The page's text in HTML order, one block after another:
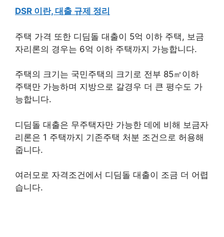
DSR 이란, 대출 규제 정리
주택 가격 또한 디딤돌 대출이 5억 이하 주택, 보금
자리론의 경우는 6억 이하 주택까지 가능합니다.
주택의 크기는 국민주택의 크기로 전부 85㎡이하
주택만 가능하며 지방으로 갈경우 더 큰 평수도 가
능합니다.
디딤돌 대출은 무주택자만 가능한 데에 비해 보금자
리론은 1 주택까지 기존주택 처분 조건으로 허용해
줍니다.
여러모로 자격조건에서 디딤돌 대출이 조금 더 어렵
습니다.